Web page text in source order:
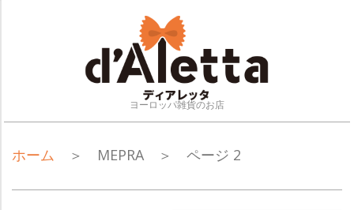
ヨーロッパ雑貨のお店
NAVIGATION
MENU
ホーム ＞ MEPRA ＞ ページ 2